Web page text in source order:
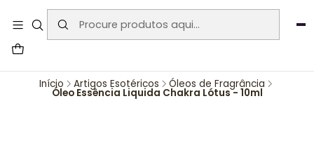
User-agent: * Allow: / Sitemap:
https://www.auraemporium.pt/sitemap.xml
Início Artigos Esotéricos Óleos de Fragrância
Óleo Essência Liquida Chakra Lótus - 10ml